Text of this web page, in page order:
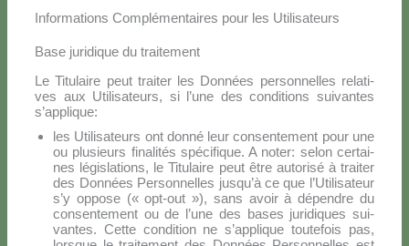
Informations Complémentaires pour les Utilisateurs
Base juridique du traitement
Le Ti­tu­lai­re peut trai­ter les Don­nées per­son­nel­les re­la­ti­
ves aux Uti­li­sa­teurs, si l’u­ne des con­di­tions sui­van­tes
s’applique:
les Uti­li­sa­teurs ont don­né leur con­sen­te­ment pour une
ou plu­sieurs fi­na­li­tés spé­ci­fi­que. A no­ter: se­lon cer­tai­
nes lé­gi­sla­tions, le Ti­tu­lai­re peut être au­to­ri­sé à trai­ter
des Don­nées Per­son­nel­les ju­squ’à ce que l’U­ti­li­sa­teur
s’y op­po­se (« opt-out »), sans avoir à dé­pen­dre du
con­sen­te­ment ou de l’u­ne des ba­ses ju­ri­di­ques sui­
van­tes. Cet­te con­di­tion ne s’ap­pli­que tou­te­fois pas,